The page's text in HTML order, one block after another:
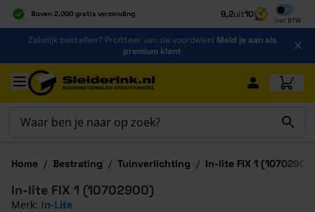
Boven 2.000 gratis verzending
Al 40 jaar dé specialist
Alles onder één dak
9,2uit10
Incl BTW
Inclusief
Ga naar de inhoud
Zakelijk bestellen? Profiteer van de voordelen! Meld je aan als
premium klant
Ga naar hoofdinhoud
Home / Bestrating / Tuinverlichting / In-lite FIX 1 (10702900)
In-lite FIX 1 (10702900)
Merk: In-Lite